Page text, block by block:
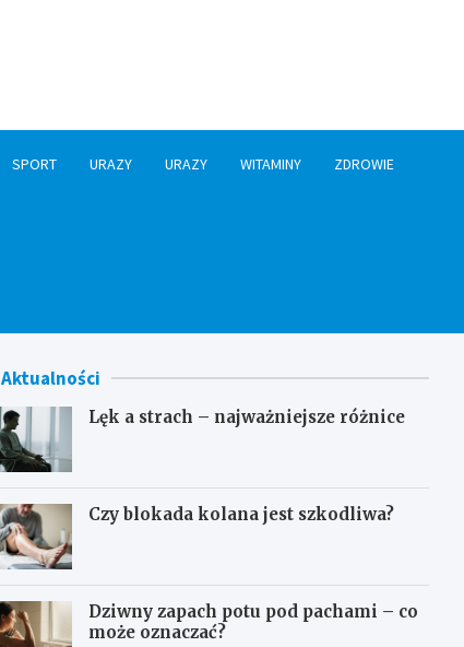
SPORT URAZY URAZY WITAMINY ZDROWIE
Aktualności
Lęk a strach – najważniejsze różnice
Czy blokada kolana jest szkodliwa?
Dziwny zapach potu pod pachami – co
może oznaczać?